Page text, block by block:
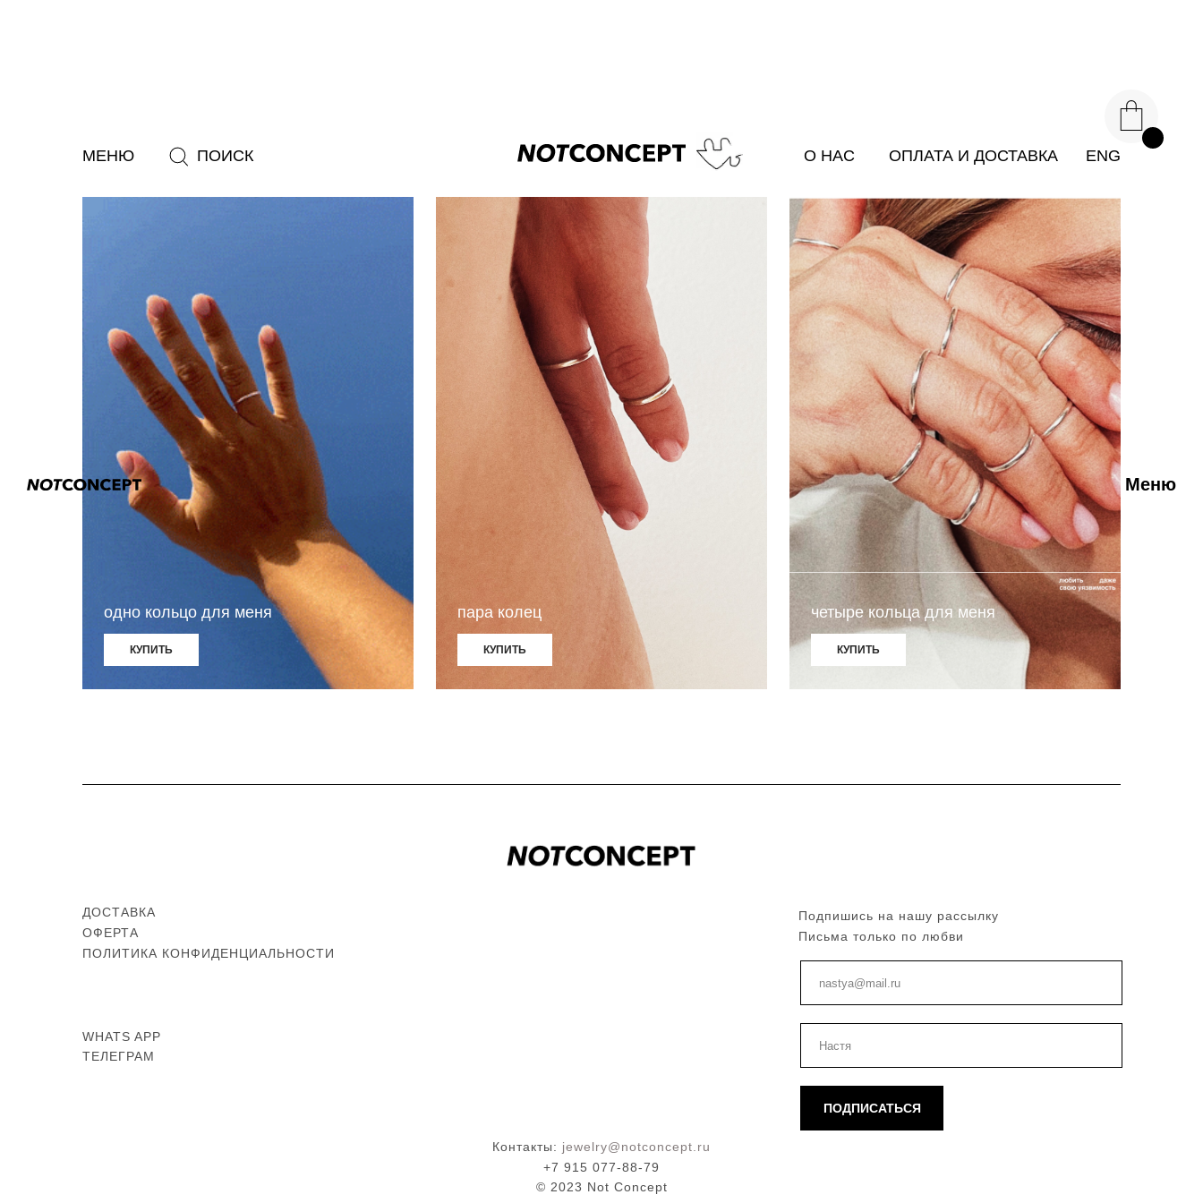
ПОИСК ОПЛАТА И ДОСТАВКА
О НАС ENG
МЕНЮ
Каталог
Новинки
Сертификаты
О бренде
Контакты
Оплата и доставка
Украшения
Информация Закрыть ✕
Блог
ARCHIVE
LAST Chance
WEDDING
ENG
RU
Меню
одно кольцо для меня пара колец четыре кольца для меня
КУПИТЬ КУПИТЬ КУПИТЬ
+7 915 077-88-79
Подпишись на нашу рассылку
Письма только по любви
ДОСТАВКА
ОФЕРТА
ПОЛИТИКА КОНФИДЕНЦИАЛЬНОСТИ
ПОДПИСАТЬСЯ
WHATS APP
ТЕЛЕГРАМ
Контакты: jewelry@notconcept.ru
© 2023 Not Concept